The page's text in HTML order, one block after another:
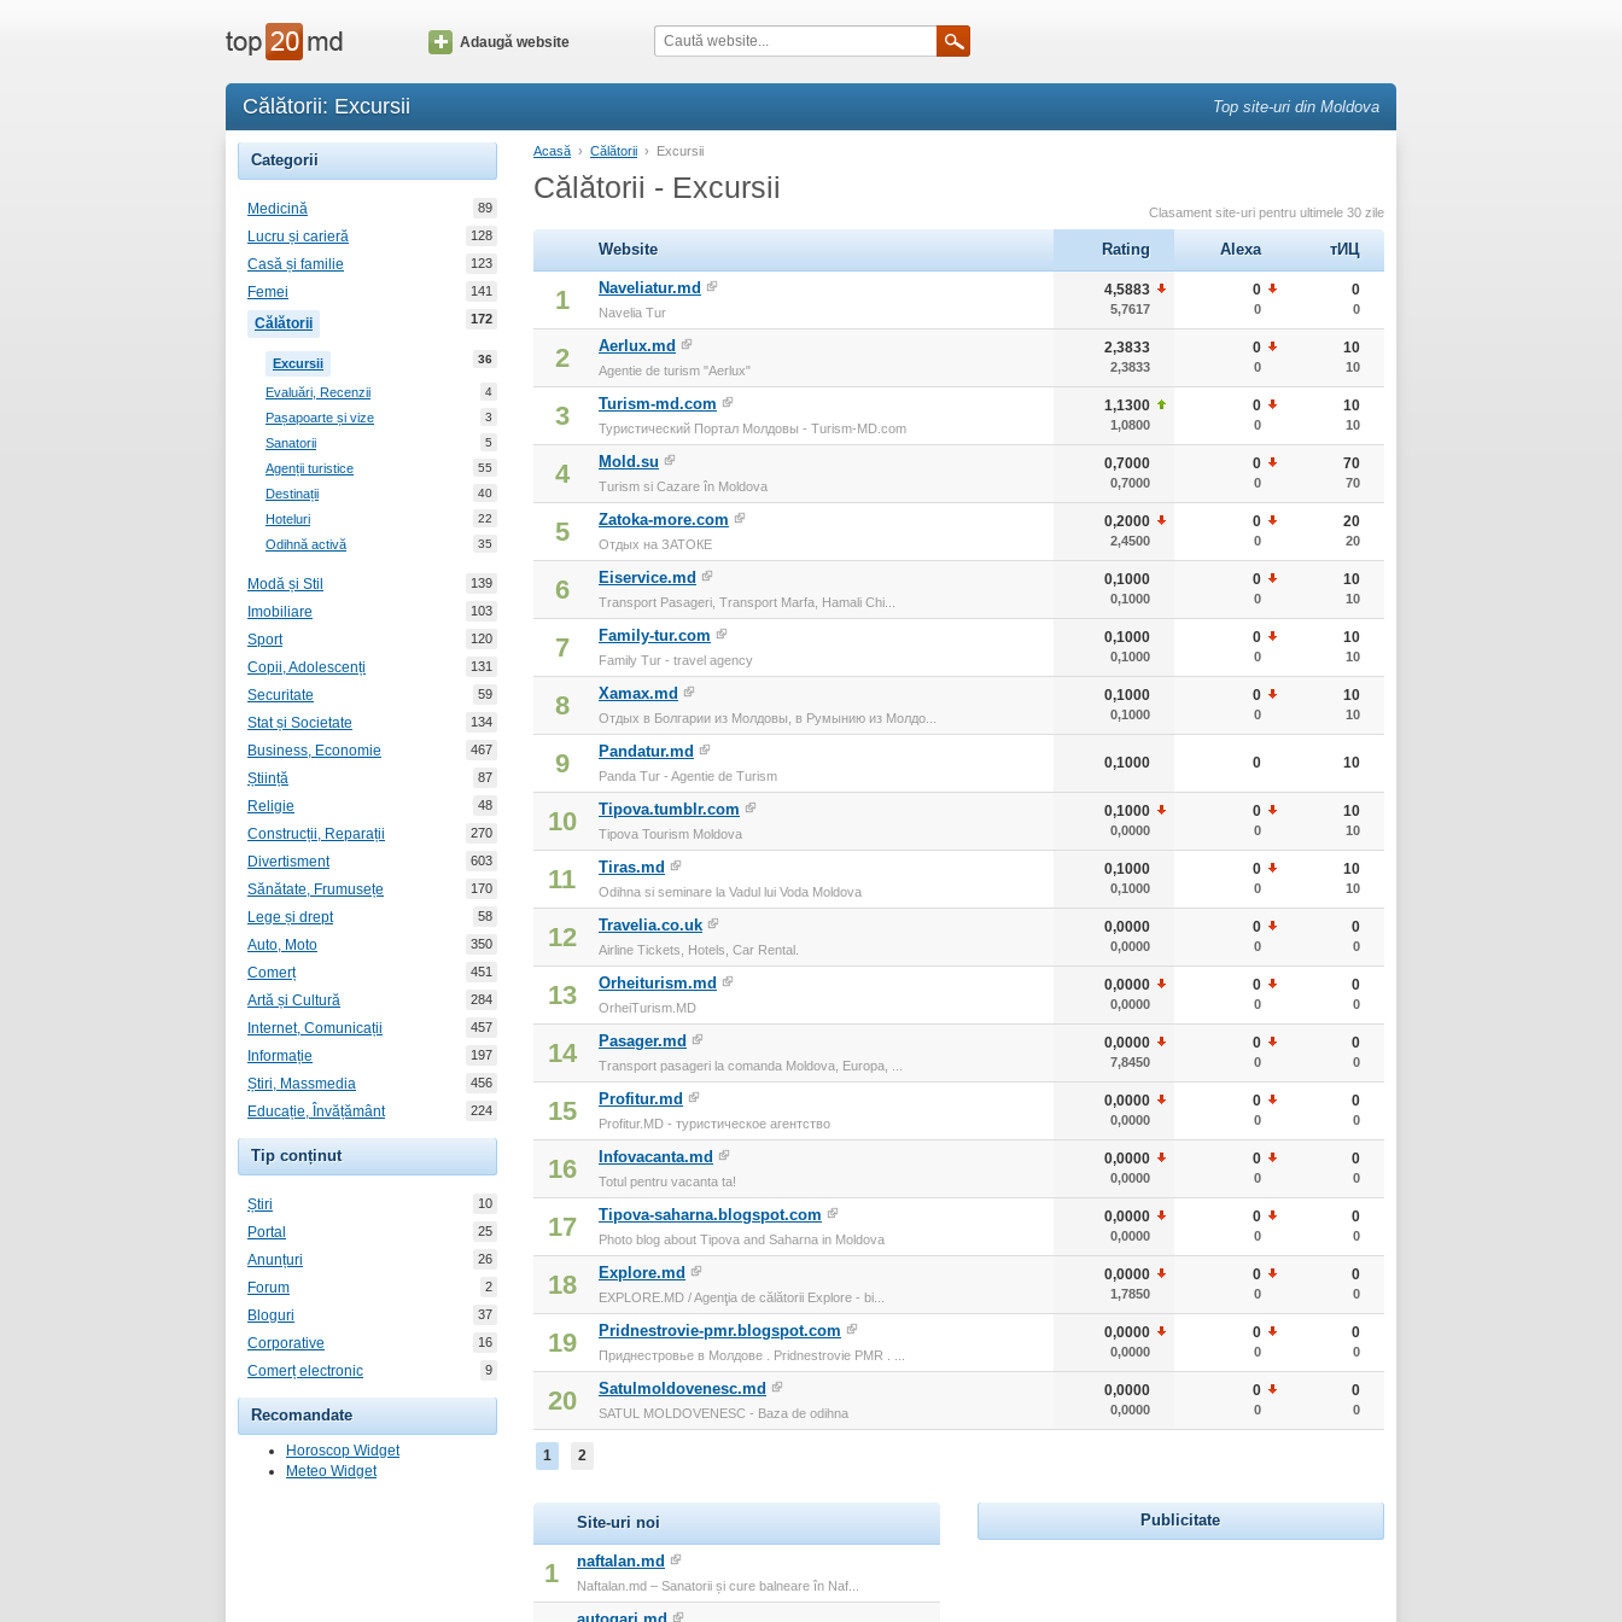
Adaugă website
Călătorii: Excursii Top site-uri din Moldova
Categorii
Medicină 89
Lucru și carieră 128
Casă și familie 123
Femei 141
Călătorii 172
Excursii 36
Evaluări, Recenzii 4
Pașapoarte și vize 3
Sanatorii 5
Agenții turistice 55
Destinații 40
Hoteluri 22
Odihnă activă 35
Modă și Stil 139
Imobiliare 103
Sport 120
Copii, Adolescenți 131
Securitate 59
Stat și Societate 134
Business, Economie 467
Știință 87
Religie 48
Construcții, Reparații 270
Divertisment 603
Sănătate, Frumusețe 170
Lege și drept 58
Auto, Moto 350
Comerț 451
Artă și Cultură 284
Internet, Comunicații 457
Informație 197
Știri, Massmedia 456
Educație, Învățământ 224
Tip conținut
Știri 10
Portal 25
Anunțuri 26
Forum 2
Bloguri 37
Corporative 16
Comerț electronic 9
Recomandate
Horoscop Widget
Meteo Widget
Acasă › Călătorii › Excursii
Călătorii - Excursii
Clasament site-uri pentru ultimele 30 zile
Website Rating Alexa тИЦ
1 Naveliatur.md
Navelia Tur
4,5883
5,7617
0
0
0
0
2 Aerlux.md
Agentie de turism "Aerlux"
2,3833
2,3833
0
0
10
10
3 Turism-md.com
Туристический Портал Молдовы - Turism-MD.com
1,1300
1,0800
0
0
10
10
4 Mold.su
Turism si Cazare în Moldova
0,7000
0,7000
0
0
70
70
5 Zatoka-more.com
Отдых на ЗАТОКЕ
0,2000
2,4500
0
0
20
20
6 Eiservice.md
Transport Pasageri, Transport Marfa, Hamali Chi...
0,1000
0,1000
0
0
10
10
7 Family-tur.com
Family Tur - travel agency
0,1000
0,1000
0
0
10
10
8 Xamax.md
Отдых в Болгарии из Молдовы, в Румынию из Молдо...
0,1000
0,1000
0
0
10
10
9 Pandatur.md
Panda Tur - Agentie de Turism
0,1000 0 10
10 Tipova.tumblr.com
Tipova Tourism Moldova
0,1000
0,0000
0
0
10
10
11 Tiras.md
Odihna si seminare la Vadul lui Voda Moldova
0,1000
0,1000
0
0
10
10
12 Travelia.co.uk
Airline Tickets, Hotels, Car Rental.
0,0000
0,0000
0
0
0
0
13 Orheiturism.md
OrheiTurism.MD
0,0000
0,0000
0
0
0
0
14 Pasager.md
Transport pasageri la comanda Moldova, Europa, ...
0,0000
7,8450
0
0
0
0
15 Profitur.md
Profitur.MD - туристическое агентство
0,0000
0,0000
0
0
0
0
16 Infovacanta.md
Totul pentru vacanta ta!
0,0000
0,0000
0
0
0
0
17 Tipova-saharna.blogspot.com
Photo blog about Tipova and Saharna in Moldova
0,0000
0,0000
0
0
0
0
18 Explore.md
EXPLORE.MD / Agenţia de călătorii Explore - bi...
0,0000
1,7850
0
0
0
0
19 Pridnestrovie-pmr.blogspot.com
Приднестровье в Молдове . Pridnestrovie PMR . ...
0,0000
0,0000
0
0
0
0
20 Satulmoldovenesc.md
SATUL MOLDOVENESC - Baza de odihna
0,0000
0,0000
0
0
0
0
1 2
Site-uri noi
1 naftalan.md
Naftalan.md – Sanatorii și cure balneare în Naf...
autogari.md
Publicitate